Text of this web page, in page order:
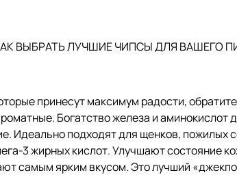
ВЫБРАТЬ ЛУЧШИЕ ЧИПСЫ ДЛЯ ВАШЕГО
принесут максимум радости,
Богатство железа и аминокислот
подходят для щенков, пожилых
3 жирных кислот. Улучшают состояние
ярким вкусом. Это лучший